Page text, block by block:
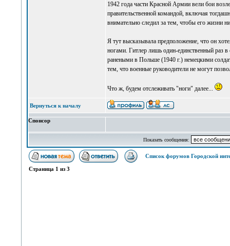
1942 года части Красной Армии вели бои
правительственной командой, включая
внимательно следил за тем, чтобы его жизни
Я тут высказывала предположение, что он
ногами. Гитлер лишь один-единственный раз в
ранеными в Польше (1940 г.) немецкими
тем, что военные руководители не могут
Что ж, будем отслеживать "ноги" далее...
Вернуться к началу
Спонсор
Показать сообщения:
Список форумов Городской
Страница 1 из3